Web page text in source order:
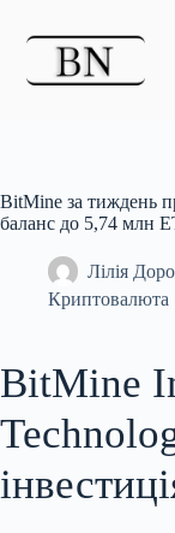
BitMine за тиждень
баланс до 5,74 млн
Лілія
Криптовалюта
BitMine